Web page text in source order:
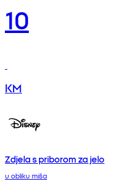
10
KM
Zdjela s priborom za jelo
u obliku miša